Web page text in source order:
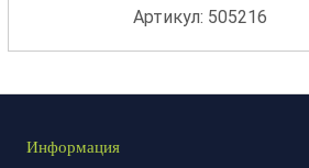
Артикул: 505216
Информация